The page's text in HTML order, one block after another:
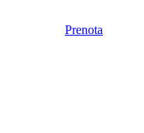
Prenota